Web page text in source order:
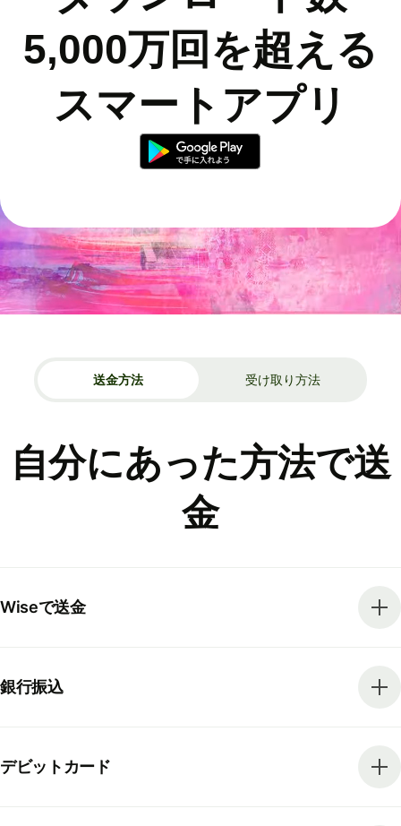
5,000万回を超える
スマートアプリ
送金方法 受け取り方法
自分にあった方法で送
金
Wiseで送金
銀行振込
デビットカード